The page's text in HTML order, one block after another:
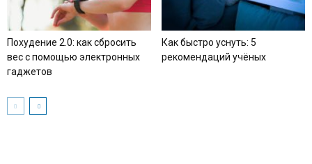
Похудение 2.0: как сбросить
вес с помощью электронных
гаджетов
Как быстро уснуть: 5
рекомендаций учёных